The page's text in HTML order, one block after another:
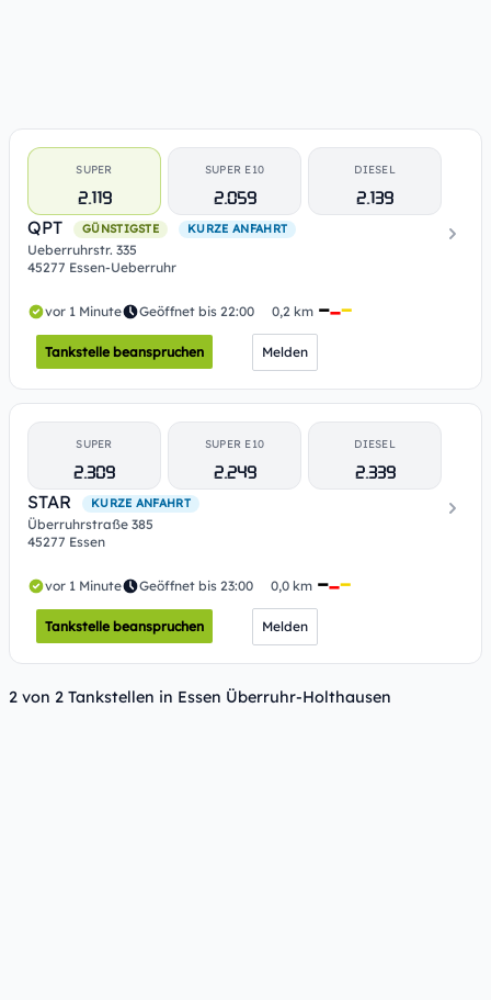
SUPER
2.119
SUPER E10
2.059
DIESEL
2.139
QPT
GÜNSTIGSTE KURZE ANFAHRT
Ueberruhrstr. 335
45277 Essen-Ueberruhr
vor 1 Minute Geöffnet bis 22:00 0,2 km
Tankstelle beanspruchen Melden
SUPER
2.309
SUPER E10
2.249
DIESEL
2.339
STAR
KURZE ANFAHRT
Überruhrstraße 385
45277 Essen
vor 1 Minute Geöffnet bis 23:00 0,0 km
Tankstelle beanspruchen Melden
2 von 2 Tankstellen in Essen Überruhr-Holthausen